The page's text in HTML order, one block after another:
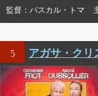
監督
パスカル・トマ
5 アガサ・クリ